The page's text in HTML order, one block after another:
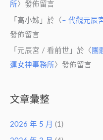
所〉發佈留言
「 高小姊 」於〈 – 代觀元辰
發佈留言
「 元辰宮 / 看前世 」於〈 團
運女神事務所〉發佈留言
文章彙整
2026 年 5 月 (1)